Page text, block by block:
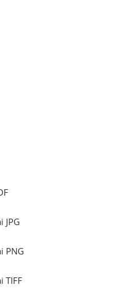
JPG
PNG
TIFF